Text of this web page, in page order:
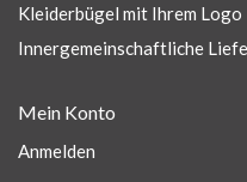
Kleiderbügel mit Ihrem Logo
Innergemeinschaftliche
Mein Konto
Anmelden